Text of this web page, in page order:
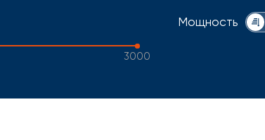
Мощность